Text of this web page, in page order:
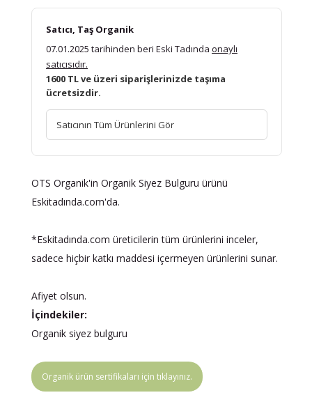
Satıcı, Taş Organik
07.01.2025 tarihinden beri Eski Tadında onaylı
satıcısıdır.
1600 TL ve üzeri siparişlerinizde taşıma
ücretsizdir.
Satıcının Tüm Ürünlerini Gör
OTS Organik'in Organik Siyez Bulguru ürünü
Eskitadında.com'da.
*Eskitadında.com üreticilerin tüm ürünlerini inceler,
sadece hiçbir katkı maddesi içermeyen ürünlerini sunar.
Afiyet olsun.
İçindekiler:
Organik siyez bulguru
Organik ürün sertifikaları için tıklayınız.